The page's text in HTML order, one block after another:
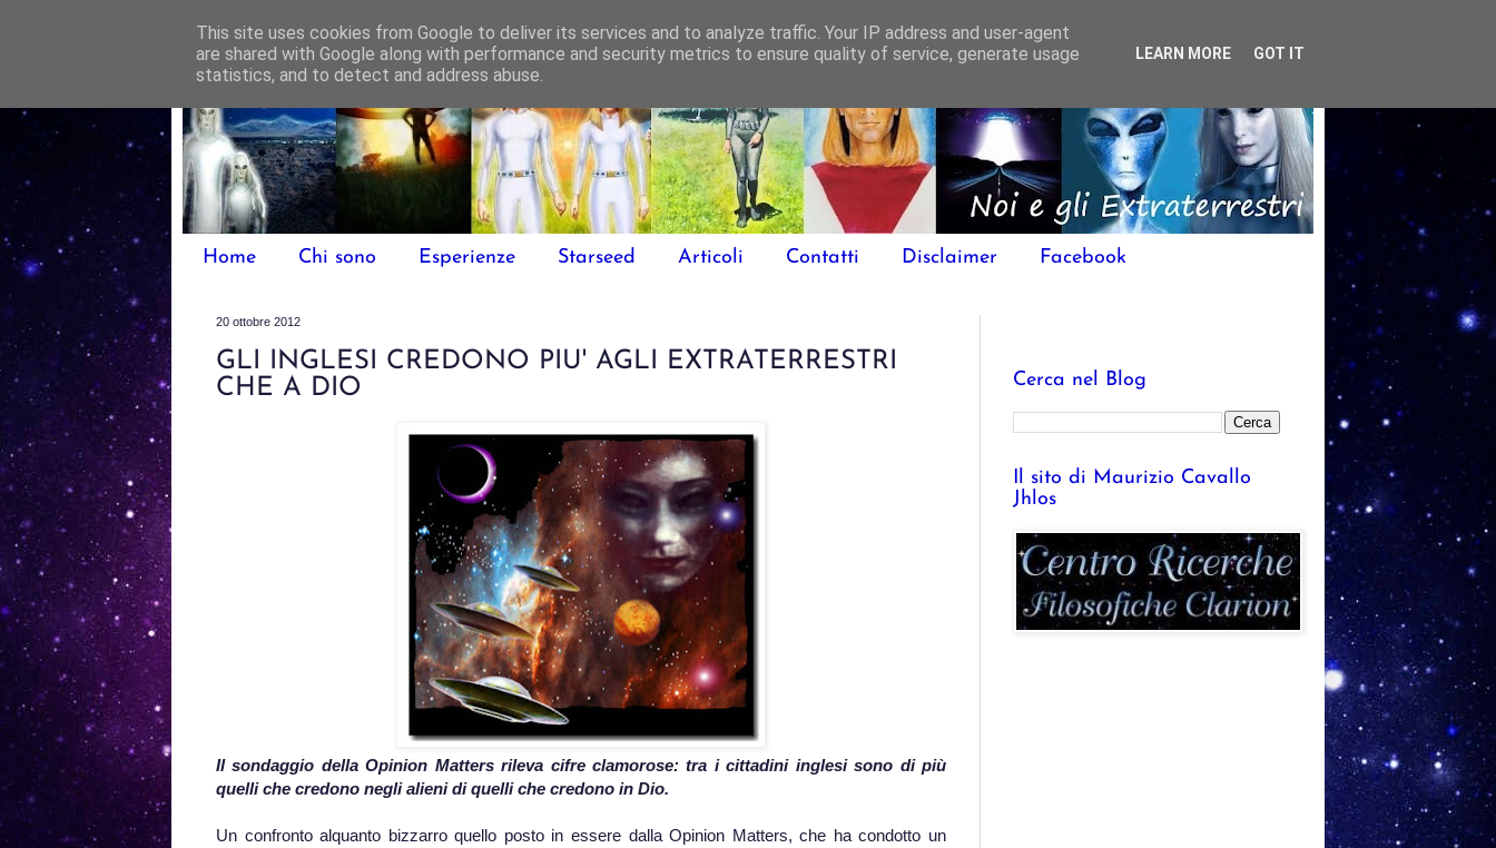
Home Chi sono Esperienze Starseed Articoli Contatti Disclaimer Facebook
20 ottobre 2012
GLI INGLESI CREDONO PIU' AGLI EXTRATERRESTRI
CHE A DIO
Il sondaggio della Opinion Matters rileva cifre clamorose: tra i cittadini inglesi sono di più
quelli che credono negli alieni di quelli che credono in Dio.
Un confronto alquanto bizzarro quello posto in essere dalla Opinion Matters, che ha condotto un
Cerca nel Blog
Il sito di Maurizio Cavallo
Jhlos
This site uses cookies from Google to deliver its services and to analyze traffic. Your IP address and user-agent
are shared with Google along with performance and security metrics to ensure quality of service, generate usage
statistics, and to detect and address abuse.
LEARN MORE GOT IT